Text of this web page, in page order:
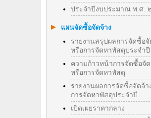
ประจำปีงบประมาณ พ.ศ.
แผนจัดซื้อจัดจ้าง
รายงานสรุปผลการจัดซื้อจั
หรือการจัดหาพัสดุประจำปี
ความก้าวหน้าการจัดซื้อจัด
หรือการจัดหาพัสดุ
รายงานผลการจัดซื้อจัดจ้า
การจัดหาพัสดุประจําปี
เปิดเผยราคากลาง